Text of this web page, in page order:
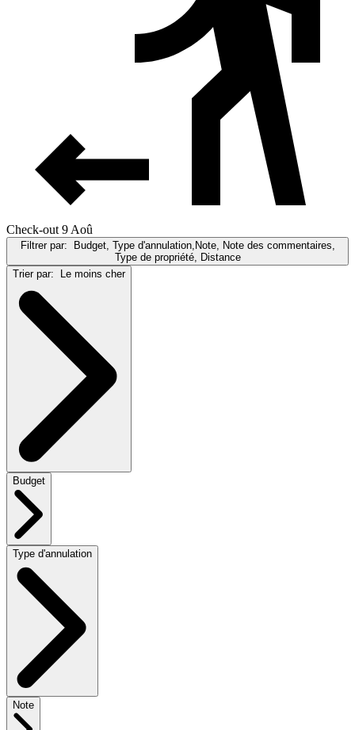
Check-out 9 Aoû
Filtrer par:
Budget, Type d'annulation,Note, Note des commentaires,
Type de propriété, Distance
Trier par:
Le moins cher
Budget
Type d'annulation
Note